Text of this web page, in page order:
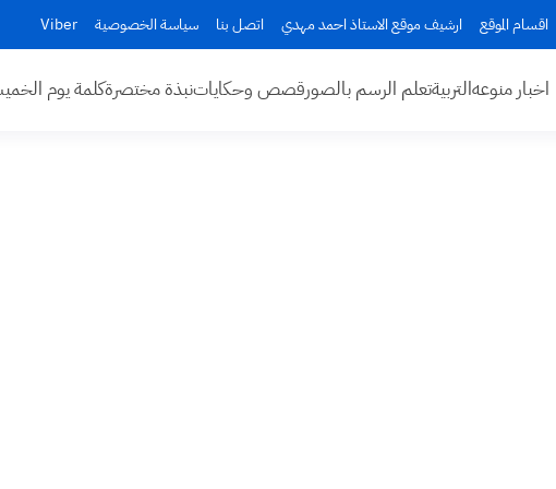
اقسام الموقع ارشيف موقع الاستاذ احمد مهدي اتصل بنا سياسة الخصوصية Viber
اخبار منوعهالتربيةتعلم الرسم بالصورقصص وحكاياتنبذة مختصرةكلمة يوم